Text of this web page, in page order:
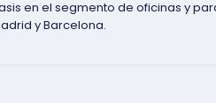
en el segmento de oficinas y
y Barcelona.